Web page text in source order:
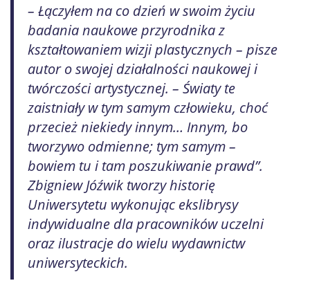
– Łączyłem na co dzień w swoim życiu
badania naukowe przyrodnika z
kształtowaniem wizji plastycznych – pisze
autor o swojej działalności naukowej i
twórczości artystycznej. – Światy te
zaistniały w tym samym człowieku, choć
przecież niekiedy innym… Innym, bo
tworzywo odmienne; tym samym –
bowiem tu i tam poszukiwanie prawd”.
Zbigniew Jóźwik tworzy historię
Uniwersytetu wykonując ekslibrysy
indywidualne dla pracowników uczelni
oraz ilustracje do wielu wydawnictw
uniwersyteckich.